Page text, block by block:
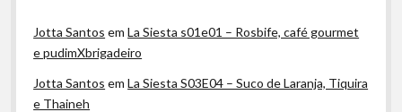
Jotta Santos emLa Siesta s01e01 – Rosbife, café gourmet
e pudimXbrigadeiro
Jotta Santos emLa Siesta S03E04 – Suco de Laranja, Tiquira
e Thaineh